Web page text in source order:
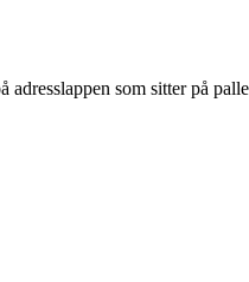
som sitter på